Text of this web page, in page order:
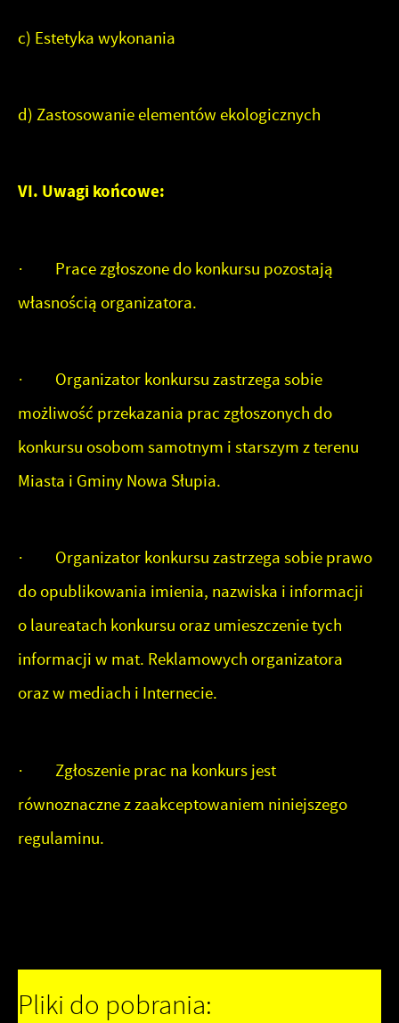
c) Estetyka wykonania
d) Zastosowanie elementów ekologicznych
VI. Uwagi końcowe:
· Prace zgłoszone do konkursu pozostają
własnością organizatora.
· Organizator konkursu zastrzega sobie
możliwość przekazania prac zgłoszonych do
konkursu osobom samotnym i starszym z terenu
Miasta i Gminy Nowa Słupia.
· Organizator konkursu zastrzega sobie prawo
do opublikowania imienia, nazwiska i informacji
o laureatach konkursu oraz umieszczenie tych
informacji w mat. Reklamowych organizatora
oraz w mediach i Internecie.
· Zgłoszenie prac na konkurs jest
równoznaczne z zaakceptowaniem niniejszego
regulaminu.
Pliki do pobrania: